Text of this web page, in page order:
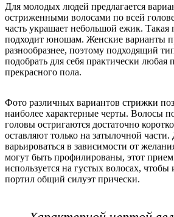
Для молодых людей предлагается
остриженными волосами по всей
часть украшает небольшой ежик. Такая
подходит юношам. Женские варианты
разнообразнее, поэтому подходящий
подобрать для себя практически любая
прекрасного пола.
Фото различных вариантов стрижки
наиболее характерные черты. Волосы
головы остригаются достаточно
оставляют только на затылочной
варьироваться в зависимости от
могут быть профилированы, этот прием
используется на густых волосах,
портил общий силуэт прически.